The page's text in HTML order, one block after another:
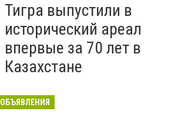
Тигра выпустили в
исторический ареал
впервые за 70 лет в
Казахстане
ОБЪЯВЛЕНИЯ